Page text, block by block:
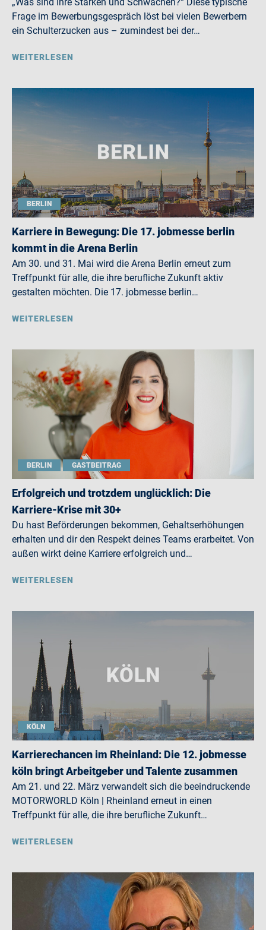
Frage im Bewerbungsgespräch löst bei vielen Bewerbern
ein Schulterzucken aus – zumindest bei der…
WEITERLESEN
BERLIN
Karriere in Bewegung: Die 17. jobmesse berlin
kommt in die Arena Berlin
Am 30. und 31. Mai wird die Arena Berlin erneut zum
Treffpunkt für alle, die ihre berufliche Zukunft aktiv
gestalten möchten. Die 17. jobmesse berlin…
WEITERLESEN
BERLIN GASTBEITRAG
Erfolgreich und trotzdem unglücklich: Die
Karriere-Krise mit 30+
Du hast Beförderungen bekommen, Gehaltserhöhungen
erhalten und dir den Respekt deines Teams erarbeitet. Von
außen wirkt deine Karriere erfolgreich und…
WEITERLESEN
KÖLN
Karrierechancen im Rheinland: Die 12. jobmesse
köln bringt Arbeitgeber und Talente zusammen
Am 21. und 22. März verwandelt sich die beeindruckende
MOTORWORLD Köln | Rheinland erneut in einen
Treffpunkt für alle, die ihre berufliche Zukunft…
WEITERLESEN